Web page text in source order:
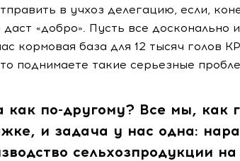
в учхоз делегацию, если,
даст «добро». Пусть все досконально
кормовая база для 12 тысяч голов
поднимаете такие серьезные
как по-другому? Все мы, как
и задача у нас одна:
сельхозпродукции